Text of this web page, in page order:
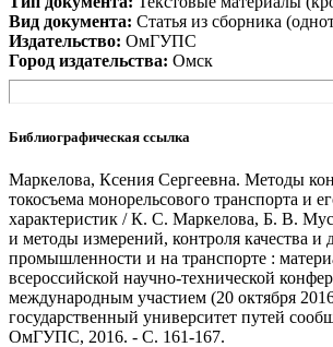
Вид документа: Статья из сборника
Издательство: ОмГУПС
Город издательства: Омск
Библиографическая ссылка
Маркелова, Ксения Сергеевна. Методы
токосъема монорельсового транспорта и
характеристик / К. С. Маркелова, Б. В.
и методы измерений, контроля качества и
промышленности и на транспорте :
всероссийской научно-технической
международным участием (20 октября
государственный университет путей
ОмГУПС, 2016. - С. 161-167.